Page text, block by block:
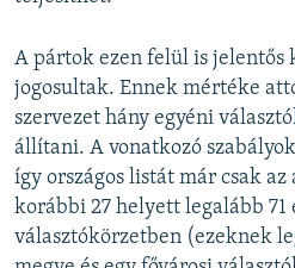
A pártok ezen felül is jelentős
jogosultak. Ennek mértéke
szervezet hány egyéni
állítani. A vonatkozó
így országos listát már csak
korábbi 27 helyett legalább 71
választókörzetben (ezeknek